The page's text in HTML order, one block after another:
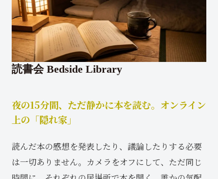
読書会 Bedside Library
夜の15分間、ただ静かに本を読む。オンライン
上の「隠れ家」
読んだ本の感想を発表したり、議論したりする必要
は一切ありません。カメラをオフにして、ただ同じ